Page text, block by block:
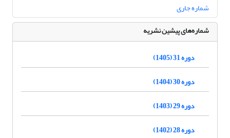
شماره جاری
شماره‌های پیشین نشریه
دوره 31 (1405)
دوره 30 (1404)
دوره 29 (1403)
دوره 28 (1402)